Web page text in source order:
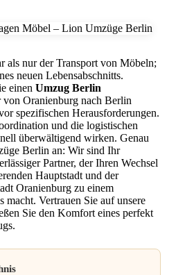
als nur der Transport von Möbeln;
neuen Lebensabschnitts.
einen Umzug Berlin
von Oranienburg nach Berlin
spezifischen Herausforderungen.
und die logistischen
überwältigend wirken. Genau
Berlin an: Wir sind Ihr
Partner, der Ihren Wechsel
Hauptstadt und der
Oranienburg zu einem
macht. Vertrauen Sie auf unsere
Sie den Komfort eines perfekt